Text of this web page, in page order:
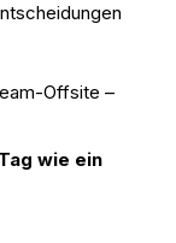
Offsite –
wie ein